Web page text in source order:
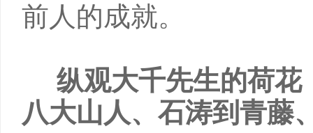
前人的成就。
纵观大千先生的荷
八大山人、石涛到青藤